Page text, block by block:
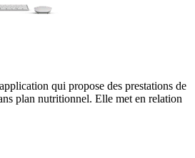
qui propose des prestations de
plan nutritionnel. Elle met en relation